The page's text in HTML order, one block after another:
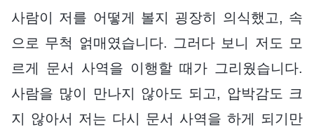
사람이 저를 어떻게 볼지 굉장히 의식했고, 속
으로 무척 얽매였습니다. 그러다 보니 저도 모
르게 문서 사역을 이행할 때가 그리웠습니다.
사람을 많이 만나지 않아도 되고, 압박감도 크
지 않아서 저는 다시 문서 사역을 하게 되기만